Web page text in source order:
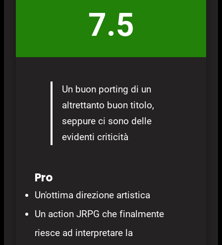
7.5
Un buon porting di un
altrettanto buon titolo,
seppure ci sono delle
evidenti criticità
Pro
Un'ottima direzione artistica
Un action JRPG che finalmente
riesce ad interpretare la